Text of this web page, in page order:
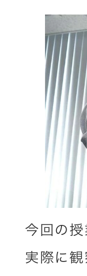
今回の授
実際に観